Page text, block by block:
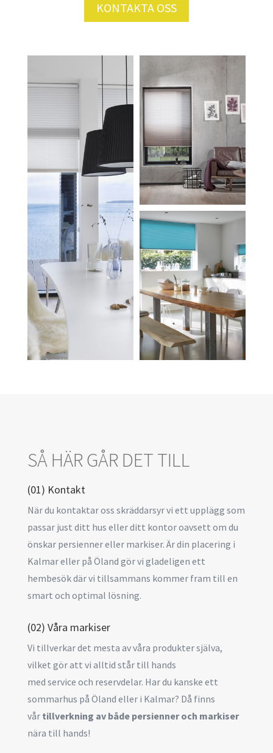
KONTAKTA OSS
SÅ HÄR GÅR DET TILL
(01) Kontakt
När du kontaktar oss skräddarsyr vi ett upplägg som
passar just ditt hus eller ditt kontor oavsett om du
önskar persienner eller markiser. Är din placering i
Kalmar eller på Öland gör vi gladeligen ett
hembesök där vi tillsammans kommer fram till en
smart och optimal lösning.
(02) Våra markiser
Vi tillverkar det mesta av våra produkter själva,
vilket gör att vi alltid står till hands
med service och reservdelar. Har du kanske ett
sommarhus på Öland eller i Kalmar? Då finns
vår tillverkning av både persienner och markiser
nära till hands!